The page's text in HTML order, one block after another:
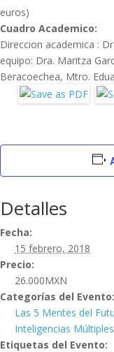
euros)
Cuadro Academico:
Direccion academica :
equipo: Dra. Maritza
Beracoechea, Mtro.
Detalles
Fecha:
15 febrero, 2018
Precio:
26.000MXN
Categorías del Evento:
Las 5 Mentes del
Inteligencias Múltiples
Etiquetas del Evento: